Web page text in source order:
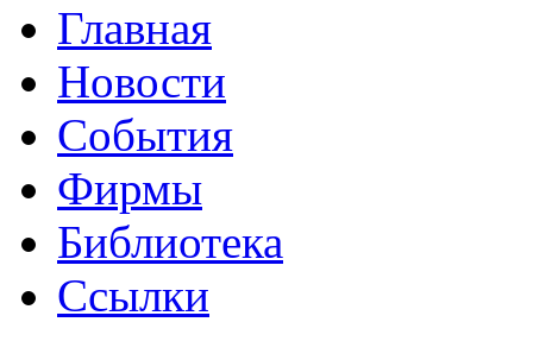
Главная
Новости
События
Фирмы
Библиотека
Ссылки